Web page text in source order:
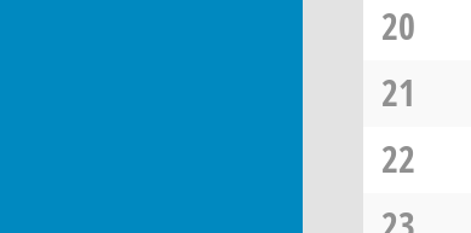
20
21
22